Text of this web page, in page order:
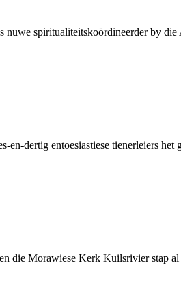
nuwe spiritualiteitskoördineerder by
dertig entoesiastiese tienerleiers het
die Morawiese Kerk Kuilsrivier stap al